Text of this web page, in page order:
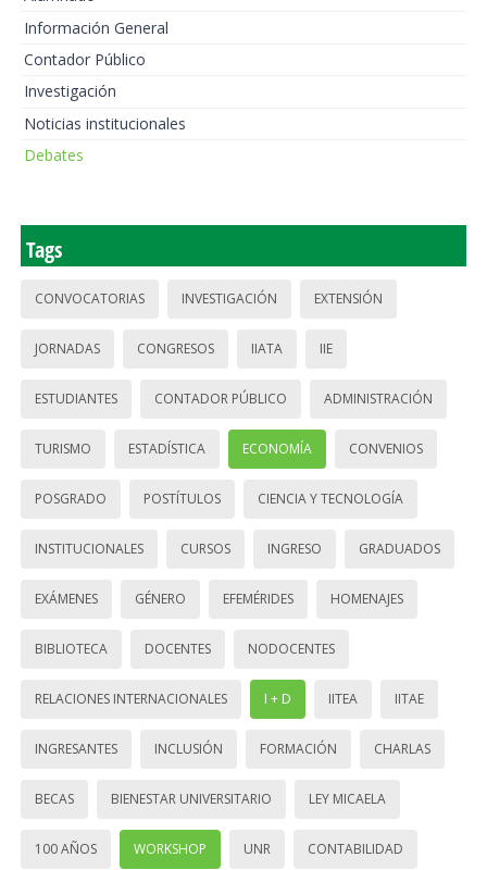
Información General
Contador Público
Investigación
Noticias institucionales
Debates
Tags
CONVOCATORIAS INVESTIGACIÓN EXTENSIÓN
JORNADAS CONGRESOS IIATA IIE
ESTUDIANTES CONTADOR PÚBLICO ADMINISTRACIÓN
TURISMO ESTADÍSTICA ECONOMÍA CONVENIOS
POSGRADO POSTÍTULOS CIENCIA Y TECNOLOGÍA
INSTITUCIONALES CURSOS INGRESO GRADUADOS
EXÁMENES GÉNERO EFEMÉRIDES HOMENAJES
BIBLIOTECA DOCENTES NODOCENTES
RELACIONES INTERNACIONALES I + D IITEA IITAE
INGRESANTES INCLUSIÓN FORMACIÓN CHARLAS
BECAS BIENESTAR UNIVERSITARIO LEY MICAELA
100 AÑOS WORKSHOP UNR CONTABILIDAD